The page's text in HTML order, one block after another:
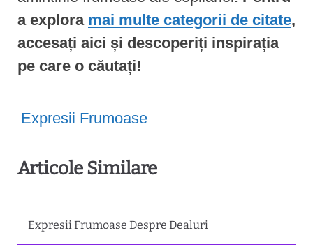
a explora mai multe categorii de citate,
accesați aici și descoperiți inspirația
pe care o căutați!
Expresii Frumoase
Articole Similare
Expresii Frumoase Despre Dealuri